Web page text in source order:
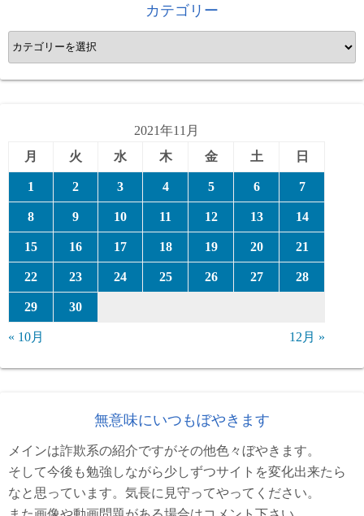
カテゴリー
カ
テ
ゴ
2021年11月
月
火 水 木 金 土 日
1 2 3 4 5 6 7
8 9 10 11 12 13 14
15 16 17 18 19 20 21
22 23 24 25 26 27 28
29 30
« 10月 12月 »
無意味にいつもぼやきます
メインは詐欺系の紹介ですがその他色々ぼやきます。
そして今後も勉強しながら少しずつサイトを変化出来たら
なと思っています。気長に見守ってやってください。